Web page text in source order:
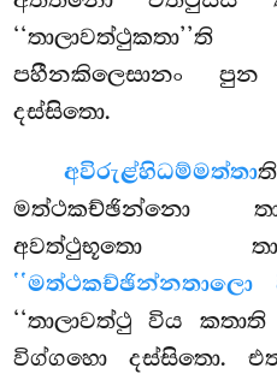
පහීනකිලෙසානං පුන
දස්සිතො.
අවිරුළ්හිධම්මත්තා
මත්ථකච්ඡින්නො
අවත්ථුභූතො
‘‘මත්ථකච්ඡින්නතාලො
‘‘තාලාවත්ථු විය කතාති
විග්ගහො දස්සිතො.